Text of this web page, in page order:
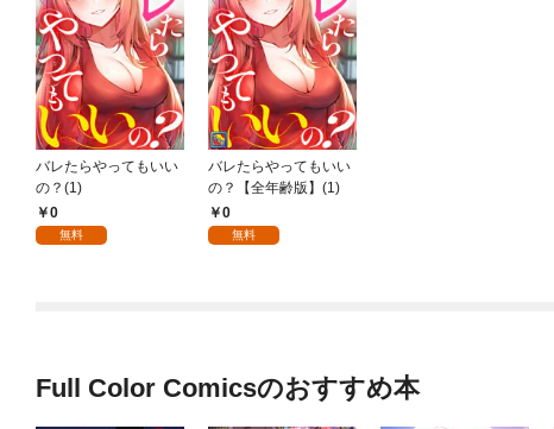
バレたらやってもいい
の？(1)
0
無料
バレたらやってもいい
の？【全年齢版】(1)
0
無料
Full Color Comicsのおすすめ本